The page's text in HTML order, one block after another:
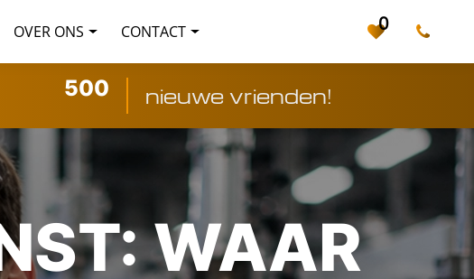
OVER ONS CONTACT 0
500 nieuwe vrienden!
WAAR